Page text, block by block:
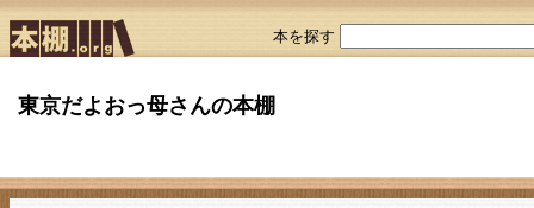
本を探す
東京だよおっ母さんの本棚